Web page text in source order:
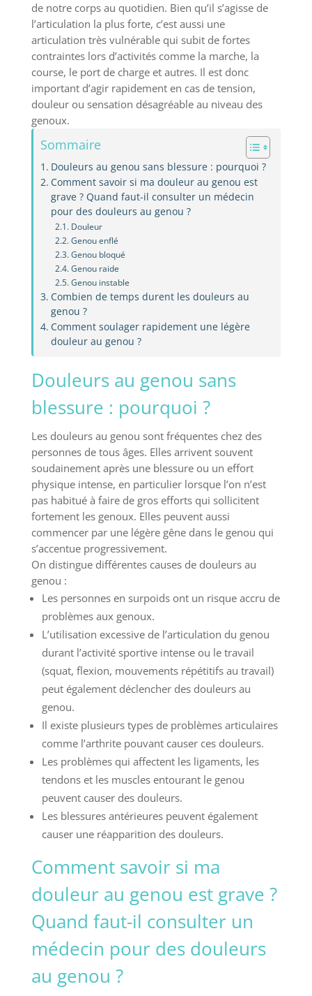
de notre corps au quotidien. Bien qu’il s’agisse de
l’articulation la plus forte, c’est aussi une
articulation très vulnérable qui subit de fortes
contraintes lors d’activités comme la marche, la
course, le port de charge et autres. Il est donc
important d’agir rapidement en cas de tension,
douleur ou sensation désagréable au niveau des
genoux.
Sommaire
Douleurs au genou sans blessure : pourquoi ?
Comment savoir si ma douleur au genou est
grave ? Quand faut-il consulter un médecin
pour des douleurs au genou ?
Douleur
Genou enflé
Genou bloqué
Genou raide
Genou instable
Combien de temps durent les douleurs au
genou ?
Comment soulager rapidement une légère
douleur au genou ?
Douleurs au genou sans
blessure : pourquoi ?
Les douleurs au genou sont fréquentes chez des
personnes de tous âges. Elles arrivent souvent
soudainement après une blessure ou un effort
physique intense, en particulier lorsque l’on n’est
pas habitué à faire de gros efforts qui sollicitent
fortement les genoux. Elles peuvent aussi
commencer par une légère gêne dans le genou qui
s’accentue progressivement.
On distingue différentes causes de douleurs au
genou :
Les personnes en surpoids ont un risque accru de
problèmes aux genoux.
L’utilisation excessive de l’articulation du genou
durant l’activité sportive intense ou le travail
(squat, flexion, mouvements répétitifs au travail)
peut également déclencher des douleurs au
genou.
Il existe plusieurs types de problèmes articulaires
comme l’arthrite pouvant causer ces douleurs.
Les problèmes qui affectent les ligaments, les
tendons et les muscles entourant le genou
peuvent causer des douleurs.
Les blessures antérieures peuvent également
causer une réapparition des douleurs.
Comment savoir si ma
douleur au genou est grave ?
Quand faut-il consulter un
médecin pour des douleurs
au genou ?